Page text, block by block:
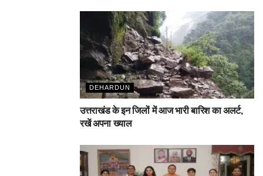
DEHARDUN
उत्तराखंड के इन जिलों में आज भारी बारिश का अलर्ट,
रखें अपना ख्याल